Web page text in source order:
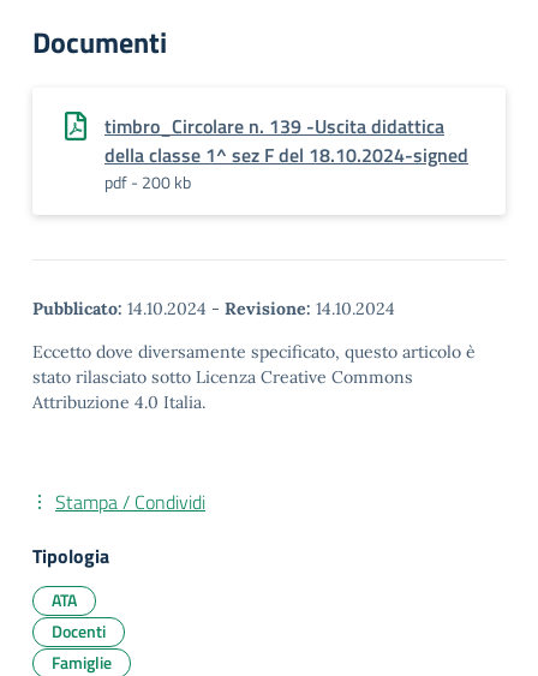
Documenti
timbro_Circolare n. 139 -Uscita didattica
della classe 1^ sez F del 18.10.2024-signed
pdf - 200 kb
Pubblicato: 14.10.2024 - Revisione: 14.10.2024
Eccetto dove diversamente specificato, questo articolo è
stato rilasciato sotto Licenza Creative Commons
Attribuzione 4.0 Italia.
Stampa / Condividi
Tipologia
ATA
Docenti
Famiglie